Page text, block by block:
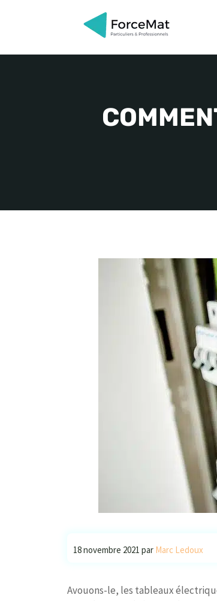
18 novembre 2021 par Marc Ledoux
Avouons-le, les tableaux